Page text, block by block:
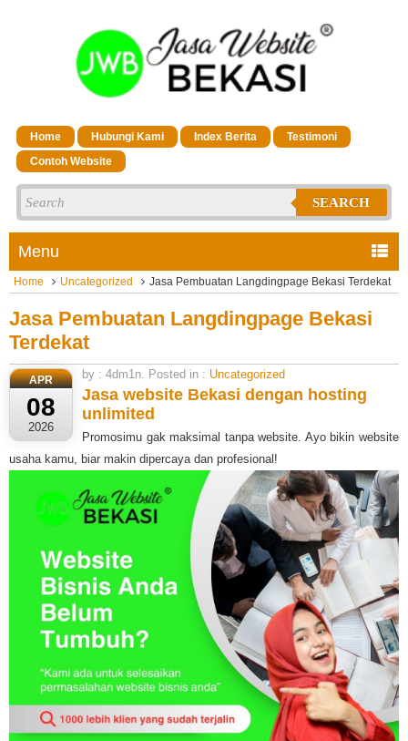
Home Hubungi Kami Index Berita
Testimoni
Contoh Website
SEARCH
Menu
Home Uncategorized Jasa Pembuatan Langdingpage Bekasi Terdekat
Jasa Pembuatan Langdingpage Bekasi
Terdekat
APR
08
2026
by : 4dm1n. Posted in : Uncategorized
Jasa website Bekasi dengan hosting
unlimited
Promosimu gak maksimal tanpa website. Ayo bikin website
usaha kamu, biar makin dipercaya dan profesional!